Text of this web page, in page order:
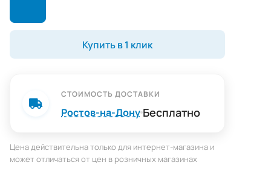
Купить в 1 клик
СТОИМОСТЬ ДОСТАВКИ
Ростов-на-Дону Бесплатно
Цена действительна только для интернет-магазина и
может отличаться от цен в розничных магазинах